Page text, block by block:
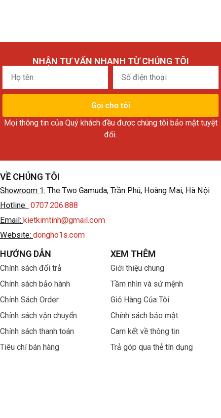
NHẬN TƯ VẤN NHANH TỪ CHÚNG TÔI
Họ
tên
điện
thoại
Gọi cho tôi
Mọi thông tin của Quý khách đều được chúng tôi bảo mật tuyệt
đối.
VỀ CHÚNG TÔI
Showroom 1: The Two Gamuda, Trần Phú, Hoàng Mai, Hà Nội
Hotline: 0707.206.888
Email: kietkimtinh@gmail.com
Website: dongho1s.com
HƯỚNG DẪN
Chính sách đổi trả
Chính sách bảo hành
Chính Sách Order
Chính sách vận chuyển
Chính sách thanh toán
Tiêu chí bán hàng
XEM THÊM
Giới thiệu chung
Tầm nhìn và sứ mệnh
Giỏ Hàng Của Tôi
Chính sách bảo mật
Cam kết về thông tin
Trả góp qua thẻ tín dụng